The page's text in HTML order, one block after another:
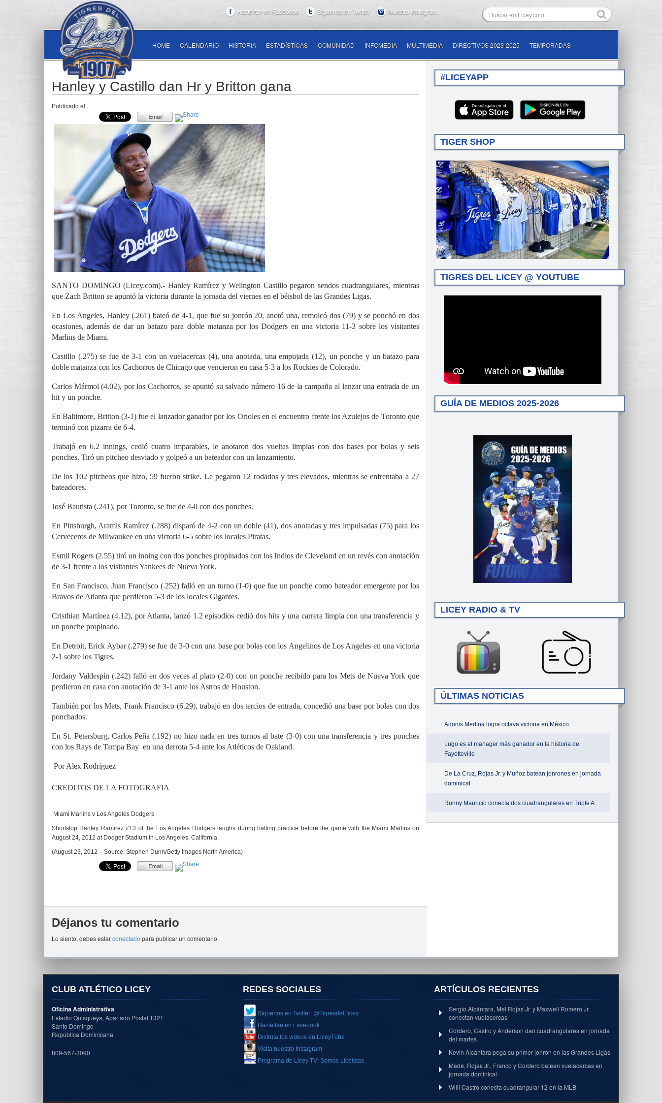
Hazte fan en Facebook Síguenos en Twitter Nuestro Instagram
HOME CALENDARIO HISTORIA ESTADÍSTICAS COMUNIDAD INFOMEDIA MULTIMEDIA DIRECTIVOS 2023-2025 TEMPORADAS
Hanley y Castillo dan Hr y Britton gana
Publicado el .
SANTO DOMINGO (Licey.com).- Hanley Ramírez y Welington Castillo pegaron sendos cuadrangulares, mientras
que Zach Britton se apuntó la victoria durante la jornada del viernes en el béisbol de las Grandes Ligas.
En Los Angeles, Hanley (.261) bateó de 4-1, que fue su jonrón 20, anotó una, remolcó dos (79) y se ponchó en dos
ocasiones, además de dar un batazo para doble matanza por los Dodgers en una victoria 11-3 sobre los visitantes
Marlins de Miami.
Castillo (.275) se fue de 3-1 con un vuelacercas (4), una anotada, una empujada (12), un ponche y un batazo para
doble matanza con los Cachorros de Chicago que vencieron en casa 5-3 a los Rockies de Colorado.
Carlos Mármol (4.02), por los Cachorros, se apuntó su salvado número 16 de la campaña al lanzar una entrada de un
hit y un ponche.
En Baltimore, Britton (3-1) fue el lanzador ganador por los Orioles en el encuentro frente los Azulejos de Toronto que
terminó con pizarra de 6-4.
Trabajó en 6.2 innings, cedió cuatro imparables, le anotaron dos vueltas limpias con dos bases por bolas y seis
ponches. Tiró un pitcheo desviado y golpeó a un bateador con un lanzamiento.
De los 102 pitcheos que hizo, 59 fueron strike. Le pegaron 12 rodados y tres elevados, mientras se enfrentaba a 27
bateadores.
José Bautista (.241), por Toronto, se fue de 4-0 con dos ponches.
En Pittsburgh, Aramis Ramírez (.288) disparó de 4-2 con un doble (41), dos anotadas y tres impulsadas (75) para los
Cerveceros de Milwaukee en una victoria 6-5 sobre los locales Piratas.
Esmil Rogers (2.55) tiró un inning con dos ponches propinados con los Indios de Cleveland en un revés con anotación
de 3-1 frente a los visitantes Yankees de Nueva York.
En San Francisco, Juan Francisco (.252) falló en un turno (1-0) que fue un ponche como bateador emergente por los
Bravos de Atlanta que perdieron 5-3 de los locales Gigantes.
Cristhian Martínez (4.12), por Atlanta, lanzó 1.2 episodios cedió dos hits y una carrera limpia con una transferencia y
un ponche propinado.
En Detroit, Erick Aybar (.279) se fue de 3-0 con una base por bolas con los Angelinos de Los Angeles en una victoria
2-1 sobre los Tigres.
Jordany Valdespín (.242) falló en dos veces al plato (2-0) con un ponche recibido para los Mets de Nueva York que
perdieron en casa con anotación de 3-1 ante los Astros de Houston.
También por los Mets, Frank Francisco (6.29), trabajó en dos tercios de entrada, concedió una base por bolas con dos
ponchados.
En St. Petersburg, Carlos Peña (.192) no hizo nada en tres turnos al bate (3-0) con una transferencia y tres ponches
con los Rays de Tampa Bay en una derrota 5-4 ante los Atléticos de Oakland.
Por Alex Rodríguez
CREDITOS DE LA FOTOGRAFIA
Miami Marlins v Los Angeles Dodgers
Shortstop Hanley Ramirez #13 of the Los Angeles Dodgers laughs during batting practice before the game with the Miami Marlins on
August 24, 2012 at Dodger Stadium in Los Angeles, California.
(August 23, 2012 – Source: Stephen Dunn/Getty Images North America)
Déjanos tu comentario
Lo siento, debes estarconectado para publicar un comentario.
#LICEYAPP
TIGER SHOP
TIGRES DEL LICEY @ YOUTUBE
GUÍA DE MEDIOS 2025-2026
LICEY RADIO & TV
ÚLTIMAS NOTICIAS
Adonis Medina logra octava victoria en México
Lugo es el manager más ganador en la historia de
Fayetteville
De La Cruz, Rojas Jr. y Muñoz batean jonrones en jornada
dominical
Ronny Mauricio conecta dos cuadrangulares en Triple A
CLUB ATLÉTICO LICEY
Oficina Administrativa
Estadio Quisqueya, Apartado Postal 1321
Santo Domingo
República Dominicana
809-567-3090
REDES SOCIALES
Síguenos en Twitter: @TigresdelLicey
Hazte fan en Facebook
Disfruta los videos en LiceyTube
Visita nuestro Instagram
Programa de Licey TV: Somos Liceistas
ARTÍCULOS RECIENTES
Sergio Alcántara, Mel Rojas Jr. y Maxwell Romero Jr.
conectan vuelacercas
Cordero, Castro y Anderson dan cuadrangulares en jornada
del martes
Kevin Alcántara pega su primer jonrón en las Grandes Ligas
Madé, Rojas Jr., Franco y Cordero batean vuelacercas en
jornada dominical
Willi Castro conecta cuadrangular 12 en la MLB